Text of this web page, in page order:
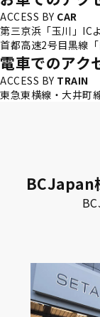
ACCESS BY CAR
第三京浜「玉川」IC
首都高速2号目黒線
電車でのアク
ACCESS BY TRAIN
東急東横線・大井町
BCJapan